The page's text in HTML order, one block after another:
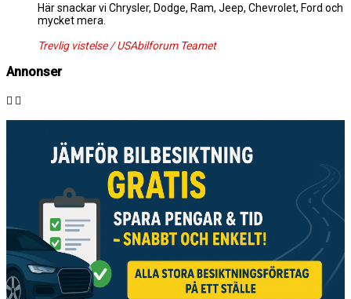
Här snackar vi Chrysler, Dodge, Ram, Jeep, Chevrolet, Ford och
mycket mera.
Trevlig vistelse / USAbilforum Teamet
Annonser